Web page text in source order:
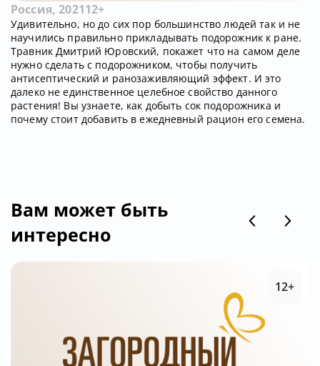
Россия, 202112+
Удивительно, но до сих пор большинство людей так и не
научились правильно прикладывать подорожник к ране.
Травник Дмитрий Юровский, покажет что на самом деле
нужно сделать с подорожником, чтобы получить
антисептический и ранозаживляющий эффект. И это
далеко не единственное целебное свойство данного
растения! Вы узнаете, как добыть сок подорожника и
почему стоит добавить в ежедневный рацион его семена.
Вам может быть
интересно
12+